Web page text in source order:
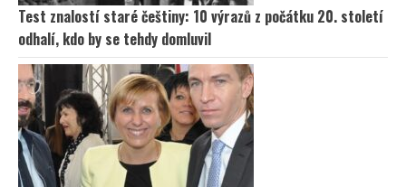
Test znalostí staré češtiny: 10 výrazů z počátku 20. století
odhalí, kdo by se tehdy domluvil